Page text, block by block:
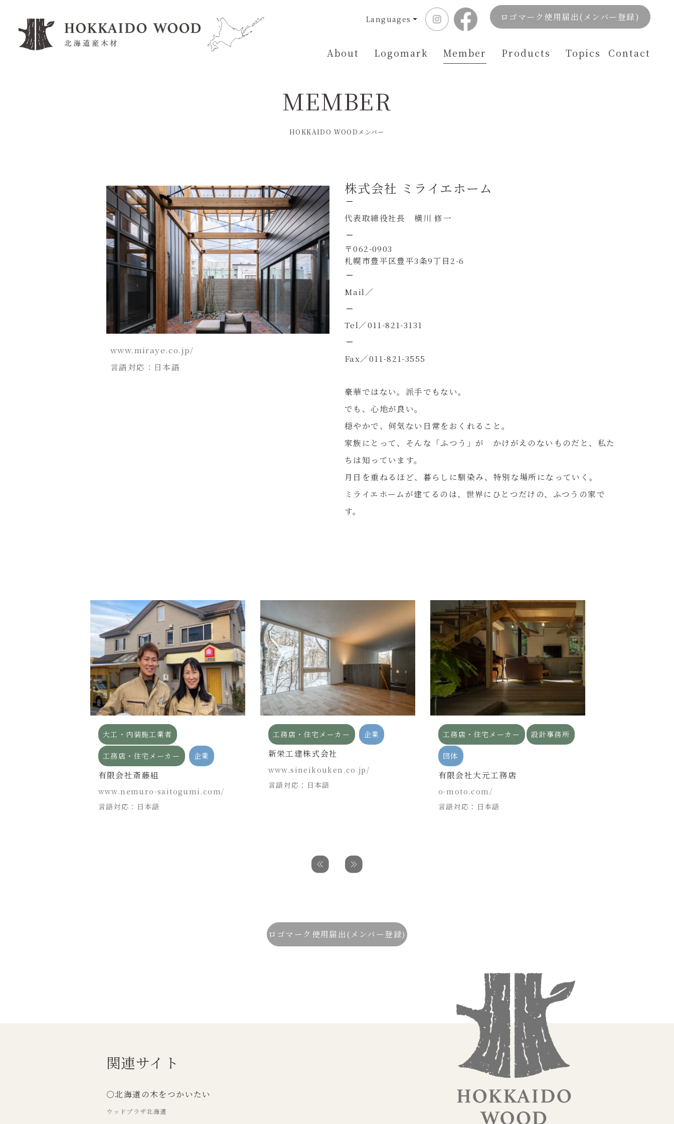
Languages ロゴマーク使用届出(メンバー登録)
About Logomark Member Products Topics Contact
MEMBER
HOKKAIDO WOODメンバー
www.miraye.co.jp/
言語対応：日本語
株式会社 ミライエホーム
代表取締役社長 横川 修一
〒062-0903
札幌市豊平区豊平3条9丁目2-6
Mail／
Tel／011-821-3131
Fax／011-821-3555
豪華ではない。派手でもない。
でも、心地が良い。
穏やかで、何気ない日常をおくれること。
家族にとって、そんな「ふつう」が かけがえのないものだと、私た
ちは知っています。
月日を重ねるほど、暮らしに馴染み、特別な場所になっていく。
ミライエホームが建てるのは、世界にひとつだけの、ふつうの家で
す。
大工・内装施工業者
工務店・住宅メーカー 企業
有限会社斎藤組
www.nemuro-saitogumi.com/
言語対応：日本語
工務店・住宅メーカー 企業
新栄工建株式会社
www.sineikouken.co.jp/
言語対応：日本語
工務店・住宅メーカー 設計事務所
団体
有限会社大元工務店
o-moto.com/
言語対応：日本語
ロゴマーク使用届出(メンバー登録)
関連サイト
○北海道の木をつかいたい
ウッドプラザ北海道